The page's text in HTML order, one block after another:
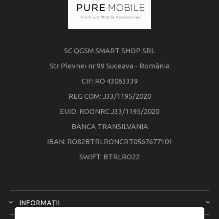
SC QGSM SMART SHOP SRL
Str Plevnei nr 99 Suceava - România
CIF: RO 43063339
REG COM: J33/1195/2020
EUID: ROONRC.J33/1195/2020
BANCA TRANSILVANIA
IBAN: RO82BTRLRONCRT0567677101
SWIFT: BTRLRO22
INFORMAȚII